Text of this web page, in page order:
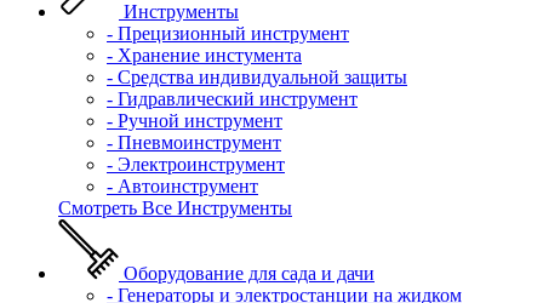
Инструменты
- Прецизионный инструмент
- Хранение инстумента
- Средства индивидуальной защиты
- Гидравлический инструмент
- Ручной инструмент
- Пневмоинструмент
- Электроинструмент
- Автоинструмент
Смотреть Все Инструменты
Оборудование для сада и дачи
- Генераторы и электростанции на жидком